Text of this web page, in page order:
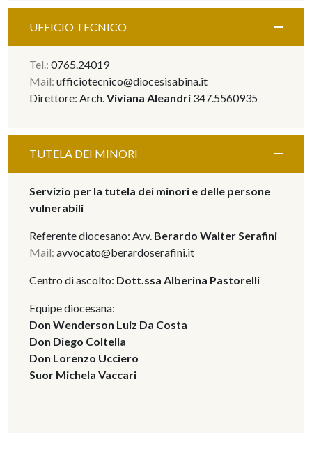
UFFICIO TECNICO
Tel.: 0765.24019
Mail: ufficiotecnico@diocesisabina.it
Direttore: Arch. Viviana Aleandri 347.5560935
TUTELA DEI MINORI
Servizio per la tutela dei minori e delle persone
vulnerabili
Referente diocesano: Avv. Berardo Walter Serafini
Mail: avvocato@berardoserafini.it
Centro di ascolto: Dott.ssa Alberina Pastorelli
Equipe diocesana:
Don Wenderson Luiz Da Costa
Don Diego Coltella
Don Lorenzo Ucciero
Suor Michela Vaccari